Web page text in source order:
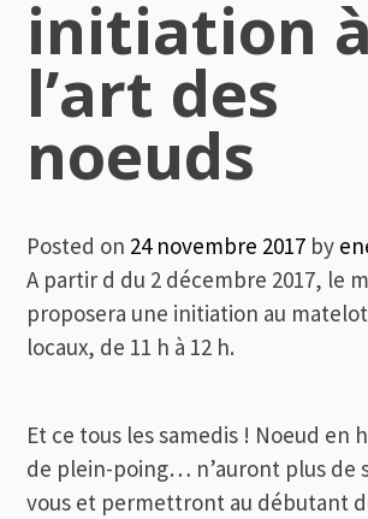
initiation à
l’art des
noeuds
Posted on 24 novembre 2017 by
A partir d du 2 décembre 2017, le
proposera une initiation au
locaux, de 11 h à 12 h.
Et ce tous les samedis ! Noeud en
de plein-poing… n’auront plus de
vous et permettront au débutant